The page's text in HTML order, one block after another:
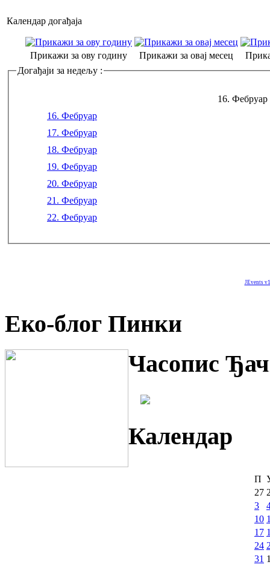
Календар догађаја
Прикажи за ову годину Прикажи за овај месец
Догађаји за недељу :
16. Фебруар
16. Фебруар
17. Фебруар
18. Фебруар
19. Фебруар
20. Фебруар
21. Фебруар
22. Фебруар
JEvents
Еко-блог Пинки
Часопис
Календар
П
27
3
10
17
24
31